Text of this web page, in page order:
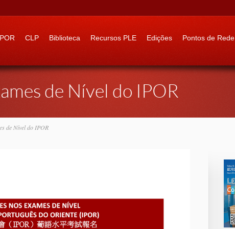
to: CLP Biblioteca Recursos PLE Edições Pontos de Rede
de Nível do IPOR
de Nível do IPOR